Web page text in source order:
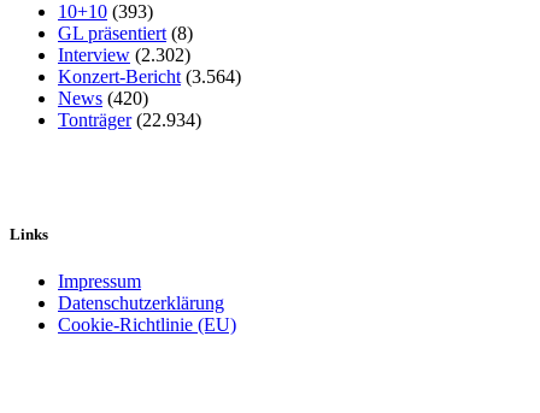
10+10 (393)
GL präsentiert (8)
Interview (2.302)
Konzert-Bericht (3.564)
News (420)
Tonträger(22.934)
Links
Impressum
Datenschutzerklärung
Cookie-Richtlinie (EU)